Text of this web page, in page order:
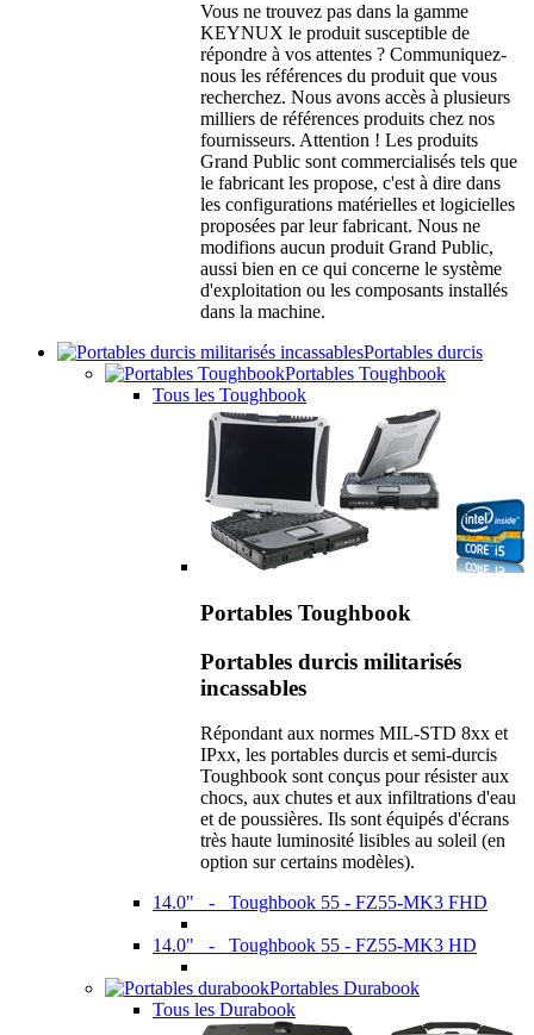
Vous ne trouvez pas dans la gamme
KEYNUX le produit susceptible de
répondre à vos attentes ? Communiquez-
nous les références du produit que vous
recherchez. Nous avons accès à plusieurs
milliers de références produits chez nos
fournisseurs. Attention ! Les produits
Grand Public sont commercialisés tels que
le fabricant les propose, c'est à dire dans
les configurations matérielles et logicielles
proposées par leur fabricant. Nous ne
modifions aucun produit Grand Public,
aussi bien en ce qui concerne le système
d'exploitation ou les composants installés
dans la machine.
Portables durcis
Portables Toughbook
Tous les Toughbook
Portables Toughbook
Portables durcis militarisés
incassables
Répondant aux normes MIL-STD 8xx et
IPxx, les portables durcis et semi-durcis
Toughbook sont conçus pour résister aux
chocs, aux chutes et aux infiltrations d'eau
et de poussières. Ils sont équipés d'écrans
très haute luminosité lisibles au soleil (en
option sur certains modèles).
14.0" - Toughbook 55 - FZ55-MK3 FHD
14.0" - Toughbook 55 - FZ55-MK3 HD
Portables Durabook
Tous les Durabook